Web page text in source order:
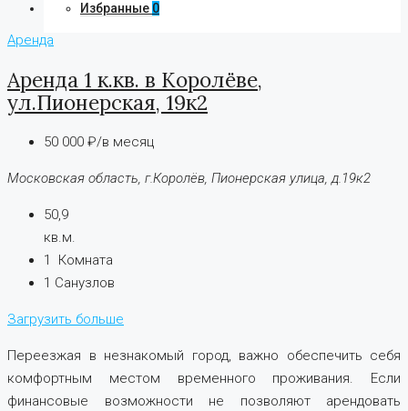
Избранные 0
Аренда
Аренда 1 к.кв. в Королёве,
ул.Пионерская, 19к2
50 000 ₽/в месяц
Московская область, г.Королёв, Пионерская улица, д.19к2
50,9
кв.м.
1
Комната
1 Санузлов
Загрузить больше
Переезжая в незнакомый город, важно обеспечить себя
комфортным местом временного проживания. Если
финансовые возможности не позволяют арендовать